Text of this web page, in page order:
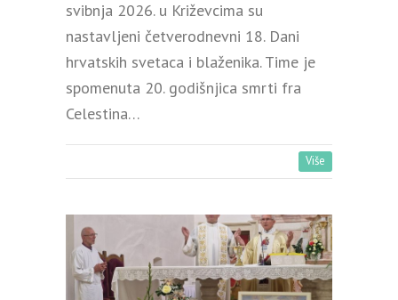
svibnja 2026. u Križevcima su
nastavljeni četverodnevni 18. Dani
hrvatskih svetaca i blaženika. Time je
spomenuta 20. godišnjica smrti fra
Celestina…
Više